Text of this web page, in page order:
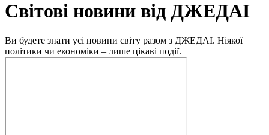
Світові новини від ДЖЕДАІ
Ви будете знати усі новини світу разом з ДЖЕДАІ. Ніякої
політики чи економіки – лише цікаві події.